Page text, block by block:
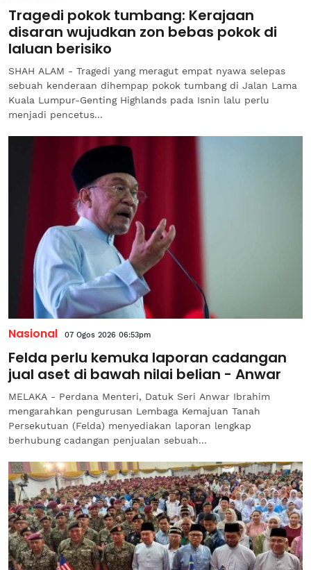
Tragedi pokok tumbang: Kerajaan
disaran wujudkan zon bebas pokok di
laluan berisiko
SHAH ALAM - Tragedi yang meragut empat nyawa selepas
sebuah kenderaan dihempap pokok tumbang di Jalan Lama
Kuala Lumpur-Genting Highlands pada Isnin lalu perlu
menjadi pencetus...
Nasional 07 Ogos 2026 06:53pm
Felda perlu kemuka laporan cadangan
jual aset di bawah nilai belian - Anwar
MELAKA - Perdana Menteri, Datuk Seri Anwar Ibrahim
mengarahkan pengurusan Lembaga Kemajuan Tanah
Persekutuan (Felda) menyediakan laporan lengkap
berhubung cadangan penjualan sebuah...